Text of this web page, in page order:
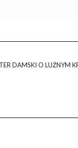
DAMSKI O LUŹNYM